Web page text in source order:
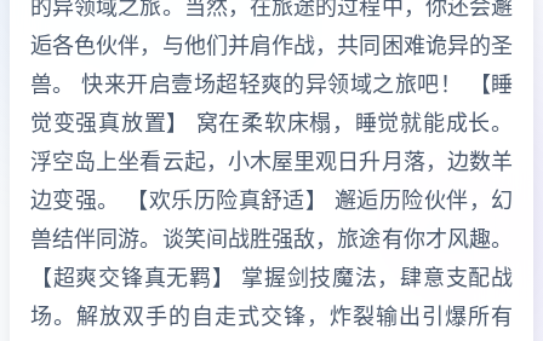
的异领域之旅。当然，在旅途的过程中，你还会邂
逅各色伙伴，与他们并肩作战，共同困难诡异的圣
兽。 快来开启壹场超轻爽的异领域之旅吧！ 【睡
觉变强真放置】 窝在柔软床榻，睡觉就能成长。
浮空岛上坐看云起，小木屋里观日升月落，边数羊
边变强。 【欢乐历险真舒适】 邂逅历险伙伴，幻
兽结伴同游。谈笑间战胜强敌，旅途有你才风趣。
【超爽交锋真无羁】 掌握剑技魔法，肆意支配战
场。解放双手的自走式交锋，炸裂输出引爆所有